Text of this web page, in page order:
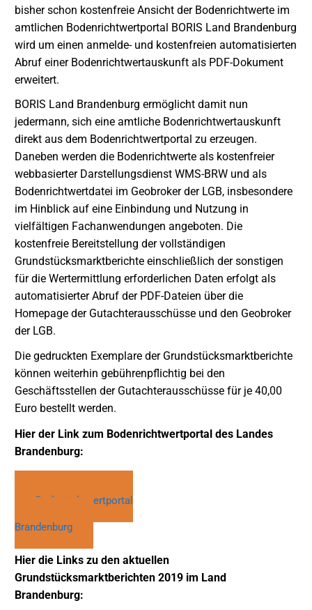
bisher schon kostenfreie Ansicht der Bodenrichtwerte im
amtlichen Bodenrichtwertportal BORIS Land Brandenburg
wird um einen anmelde- und kostenfreien automatisierten
Abruf einer Bodenrichtwertauskunft als PDF-Dokument
erweitert.
BORIS Land Brandenburg ermöglicht damit nun
jedermann, sich eine amtliche Bodenrichtwertauskunft
direkt aus dem Bodenrichtwertportal zu erzeugen.
Daneben werden die Bodenrichtwerte als kostenfreier
webbasierter Darstellungsdienst WMS-BRW und als
Bodenrichtwertdatei im Geobroker der LGB, insbesondere
im Hinblick auf eine Einbindung und Nutzung in
vielfältigen Fachanwendungen angeboten. Die
kostenfreie Bereitstellung der vollständigen
Grundstücksmarktberichte einschließlich der sonstigen
für die Wertermittlung erforderlichen Daten erfolgt als
automatisierter Abruf der PDF-Dateien über die
Homepage der Gutachterausschüsse und den Geobroker
der LGB.
Die gedruckten Exemplare der Grundstücksmarktberichte
können weiterhin gebührenpflichtig bei den
Geschäftsstellen der Gutachterausschüsse für je 40,00
Euro bestellt werden.
Hier der Link zum Bodenrichtwertportal des Landes
Brandenburg:
Bodenrichtwertportal
Brandenburg
Hier die Links zu den aktuellen
Grundstücksmarktberichten 2019 im Land
Brandenburg: